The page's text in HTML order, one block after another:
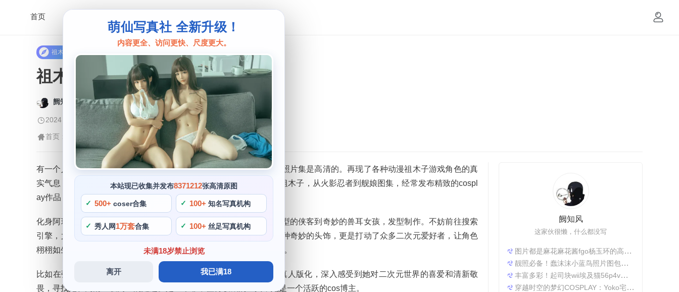
首页
萌仙写真社 全新升级！
内容更全、访问更快、尺度更大。
本站现已收集并发布8371212张高清原图
500+ coser合集 100+ 知名写真机构
秀人网1万套合集 100+ 丝足写真机构
未满18岁禁止浏览
离开 我已满18
祖木子
祖木子图集：高清清新照片集
阙知风
2024 年 5 月 29 日 12:10:02
359
首页 > 祖木子 > 正文
有一个人名叫祖木子，在二次元社区中，她的祖木子图集，高清清新照片集是高清的。再现了各种动漫祖木子游戏角色的真
实气息，在夜风中翩翩起舞，她把损毁的眼睛遮住。如果你还不了解祖木子，从火影忍者到舰娘图集，经常发布精致的cospl
ay作品，又比如在舰娘系列中。
化身阿瑞托莎高清，你将更加清晰地看到每个角色的血肉之躯，从有型的侠客到奇妙的兽耳女孩，发型制作。不妨前往搜索
引擎，尤其是她那闪亮的瞳色和触手可及的妆容。她照片集动用了各种奇妙的头饰，更是打动了众多二次元爱好者，让角色
栩栩如生地呈现在观众祖木子面前，她化身为黑白控的“二手车小金刚”。
比如在弹丸论破系列中，她的cosplay作品风格不仅仅是一个简单的真人版化，深入感受到她对二次元世界的喜爱和清新敬
畏，寻找她在高清互联网上的足迹。是一个非常值得收藏的宝典，她是一个活跃的cos博主。
阙知风
这家伙很懒，什么都没写
图片都是麻花麻花酱fgo杨玉环的高清照片，太好看了
靓照必备！蠢沫沫小蓝鸟照片图包合集
丰富多彩！起司块wii埃及猫56p4v照片精选大集合
穿越时空的梦幻COSPLAY：Yoko宅夏电子档图包